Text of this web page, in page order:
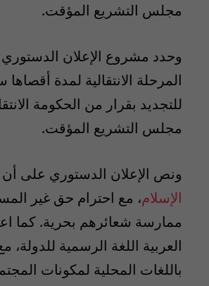
مجلس التشريع المؤقت.
وحدد مشروع الإعلان الدستوري
المرحلة الانتقالية لمدة أقصاها
للتجديد بقرار من الحكومة
مجلس التشريع المؤقت.
ونص الإعلان الدستوري على أن
الإسلام، مع احترام حق غير
ممارسة شعائرهم بحرية. كما
العربية اللغة الرسمية للدولة،
باللغات المحلية لمكونات